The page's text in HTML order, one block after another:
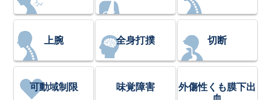
上腕 全身打撲 切断
可動域制限 味覚障害
外傷性くも膜下出